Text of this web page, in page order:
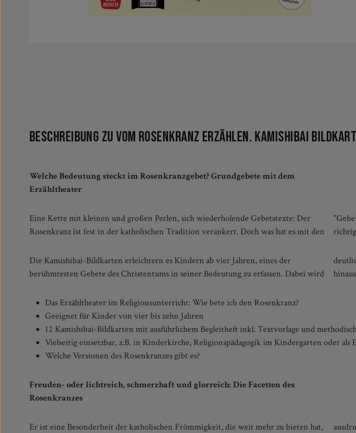
Beschreibung zu Vom Rosenkranz erzählen. Kamishibai
Welche Bedeutung steckt im Rosenkranzgebet? Grundgebete mit dem
Erzähltheater
Eine Kette mit kleinen und großen Perlen, sich wiederholende Gebetstexte: Der
Rosenkranz ist fest in der katholischen Tradition verankert. Doch was hat es mit den
"Geheimnissen" des Rosenkranzes auf sich? Wie hilft uns die Gebetskette dabei, die
Die Kamishibai-Bildkarten erleichtern es Kindern ab vier Jahren, eines der
berühmtesten Gebete des Christentums in seiner Bedeutung zu erfassen. Dabei wird
deutlich, wie sehr der Rosenkranz über eine einfache christliche Meditation
Das Erzähltheater im Religionsunterricht: Wie bete ich den Rosenkranz?
Geeignet für Kinder von vier bis zehn Jahren
12 Kamishibai-Bildkarten mit ausführlichem Begleitheft inkl. Textvorlage und
Vielseitig einsetzbar, z.B. in Kinderkirche, Religionspädagogik im Kindergarten oder
Welche Versionen des Rosenkranzes gibt es?
Freuden- oder lichtreich, schmerzhaft und glorreich: Die Facetten des
Rosenkranzes
Er ist eine Besonderheit der katholischen Frömmigkeit, die weit mehr zu bieten hat,
ausdrucksstarken Bildern und der ausführlichen Erklärung vervollständigen einige